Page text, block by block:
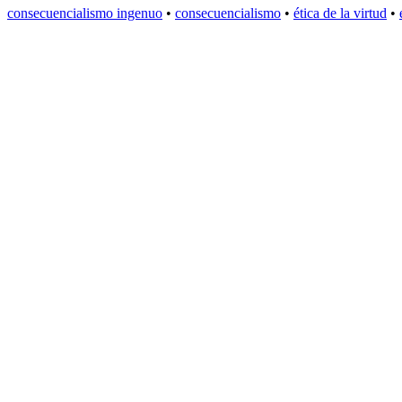
consecuencialismo ingenuo • consecuencialismo • ética de la virtud •